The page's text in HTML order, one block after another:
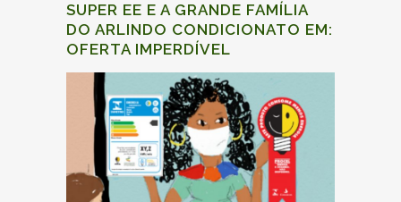
SUPER EE E A GRANDE FAMÍLIA
DO ARLINDO CONDICIONATO EM:
OFERTA IMPERDÍVEL